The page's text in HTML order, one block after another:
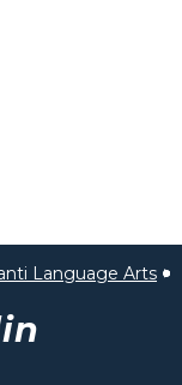
Language Arts